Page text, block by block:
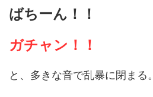
ばちーん！！
ガチャン！！
と、多きな音で乱暴に閉まる。